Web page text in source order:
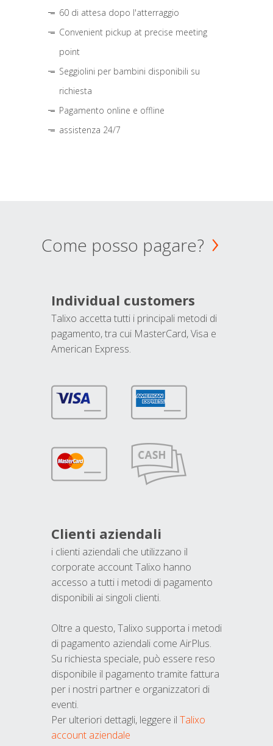
60 di attesa dopo l'atterraggio
Convenient pickup at precise meeting
point
Seggiolini per bambini disponibili su
richiesta
Pagamento online e offline
assistenza 24/7
Come posso pagare?
Individual customers
Talixo accetta tutti i principali metodi di
pagamento, tra cui MasterCard, Visa e
American Express.
Clienti aziendali
i clienti aziendali che utilizzano il
corporate account Talixo hanno
accesso a tutti i metodi di pagamento
disponibili ai singoli clienti.
Oltre a questo, Talixo supporta i metodi
di pagamento aziendali come AirPlus.
Su richiesta speciale, può essere reso
disponibile il pagamento tramite fattura
per i nostri partner e organizzatori di
eventi.
Per ulteriori dettagli, leggere il Talixo
account aziendale